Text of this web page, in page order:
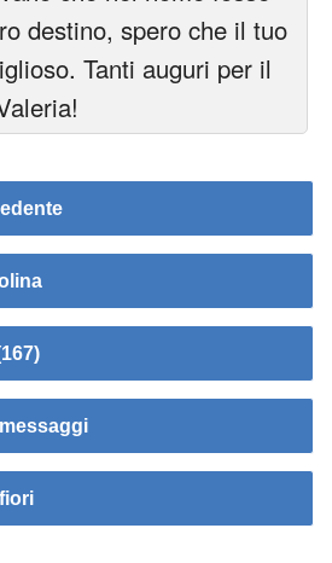
destino, spero che il tuo
Tanti auguri per il